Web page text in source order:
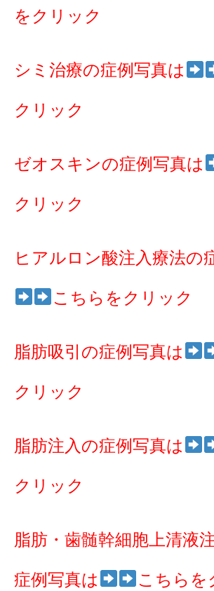
をクリック
シミ治療の症例写真は
クリック
ゼオスキンの症例写真は
クリック
ヒアルロン酸注入療法の
こちらをクリック
脂肪吸引の症例写真は
クリック
脂肪注入の症例写真は
クリック
脂肪・歯髄幹細胞上清液
症例写真は こちらを